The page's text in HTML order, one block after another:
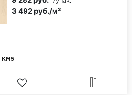
КМ5
3 492 руб./м²
/упак.